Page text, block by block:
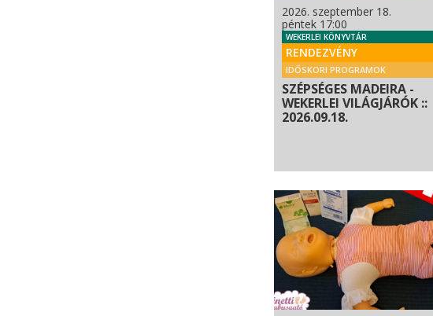
2026. szeptember 18.
péntek 17:00
WEKERLEI KÖNYVTÁR
RENDEZVÉNY
IDŐSKORI PROGRAMOK
SZÉPSÉGES MADEIRA -
WEKERLEI VILÁGJÁRÓK ::
2026.09.18.